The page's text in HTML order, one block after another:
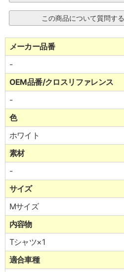
メーカー品番
-
OEM品番/クロスリファレンス
-
色
ホワイト
素材
-
サイズ
Mサイズ
内容物
Tシャツ×1
適合車種